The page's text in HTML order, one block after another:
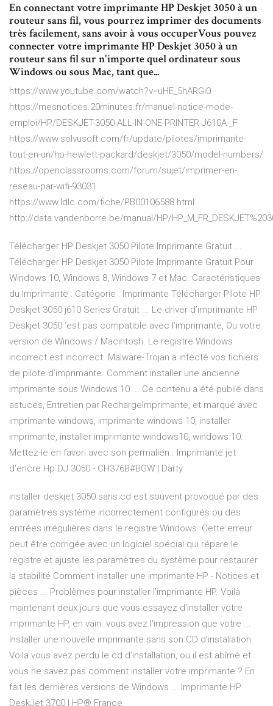
En connectant votre imprimante HP Deskjet 3050 à un
routeur sans fil, vous pourrez imprimer des documents
très facilement, sans avoir à vous occuperVous pouvez
connecter votre imprimante HP Deskjet 3050 à un
routeur sans fil sur n'importe quel ordinateur sous
Windows ou sous Mac, tant que...
https://www.youtube.com/watch?v=uHE_5hARGi0
https://mesnotices.20minutes.fr/manuel-notice-mode-
emploi/HP/DESKJET-3050-ALL-IN-ONE-PRINTER-J610A-_F
https://www.solvusoft.com/fr/update/pilotes/imprimante-
tout-en-un/hp-hewlett-packard/deskjet/3050/model-numbers/
https://openclassrooms.com/forum/sujet/imprimer-en-
reseau-par-wifi-93031
https://www.ldlc.com/fiche/PB00106588.html
http://data.vandenborre.be/manual/HP/
Télécharger HP Deskjet 3050 Pilote Imprimante Gratuit ...
Télécharger HP Deskjet 3050 Pilote Imprimante Gratuit Pour
Windows 10, Windows 8, Windows 7 et Mac. Caractéristiques
du Imprimante : Catégorie : Imprimante Télécharger Pilote HP
Deskjet 3050 j610 Series Gratuit ... Le driver d’imprimante HP
Deskjet 3050 ’est pas compatible avec l’imprimante, Ou votre
version de Windows / Macintosh. Le registre Windows
incorrect est incorrect. Malware-Trojan a infecté vos fichiers
de pilote d’imprimante. Comment installer une ancienne
imprimante sous Windows 10 ... Ce contenu a été publié dans
astuces, Entretien par RechargeImprimante, et marqué avec
imprimante windows, imprimante windows 10, installer
imprimante, installer imprimante windows10, windows 10.
Mettez-le en favori avec son permalien . Imprimante jet
d'encre Hp DJ 3050 - CH376B#BGW | Darty
installer deskjet 3050 sans cd est souvent provoqué par des
paramètres système incorrectement configurés ou des
entrées irrégulières dans le registre Windows. Cette erreur
peut être corrigée avec un logiciel spécial qui répare le
registre et ajuste les paramètres du système pour restaurer
la stabilité Comment installer une imprimante HP - Notices et
pièces ... Problèmes pour installer l'imprimante HP. Voilà
maintenant deux jours que vous essayez d'installer votre
imprimante HP, en vain. vous avez l'impression que votre ...
Installer une nouvelle imprimante sans son CD d'installation
Voila vous avez perdu le cd d’installation, ou il est abîmé et
vous ne savez pas comment installer votre imprimante ? En
fait les dernières versions de Windows ... Imprimante HP
DeskJet 3700 | HP® France